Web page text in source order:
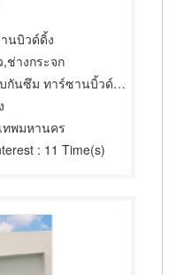
นบิวด์ดิ้ง
ช่างกระจก
นซึม ทาร์ซานบิ้วด์ดิ้ง
ทพมหานคร
: 11 Time(s)